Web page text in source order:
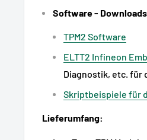
Software - Downloads
TPM2 Software
ELTT2 Infineon
Diagnostik, etc. für
Skriptbeispiele für
Lieferumfang: